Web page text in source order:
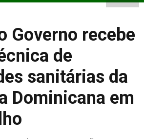
Governo recebe
de
sanitárias da
Dominicana em